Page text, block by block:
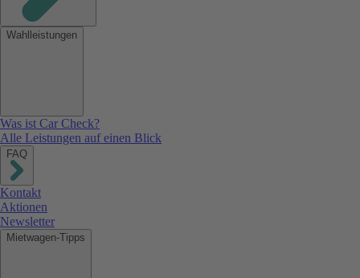
Wahlleistungen
Was ist Car Check?
Alle Leistungen auf einen Blick
FAQ
Kontakt
Aktionen
Newsletter
Mietwagen-Tipps